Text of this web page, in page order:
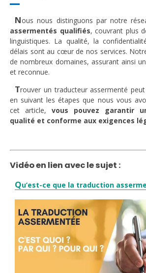
Nous nous distinguons par notre
assermentés qualifiés, couvrant plus
linguistiques. La qualité, la
délais sont au cœur de nos services.
de nombreux domaines, assurant ainsi
et reconnue.
Trouver un traducteur assermenté
en suivant les étapes que nous vous
cet article, vous pouvez garantir
qualité et conforme aux exigences
Vidéo en lien avec le sujet :
Qu’est-ce que la traduction